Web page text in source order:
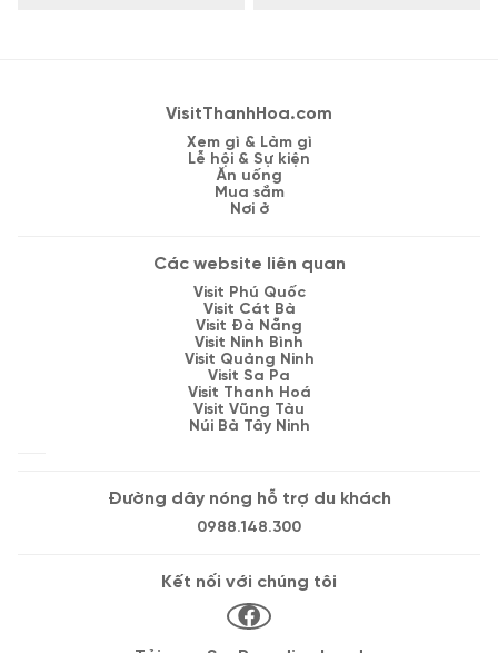
VisitThanhHoa.com
Xem gì & Làm gì
Lễ hội & Sự kiện
Ăn uống
Mua sắm
Nơi ở
Các website liên quan
Visit Phú Quốc
Visit Cát Bà
Visit Đà Nẵng
Visit Ninh Bình
Visit Quảng Ninh
Visit Sa Pa
Visit Thanh Hoá
Visit Vũng Tàu
Núi Bà Tây Ninh
Đường dây nóng hỗ trợ du khách
0988.148.300
Kết nối với chúng tôi